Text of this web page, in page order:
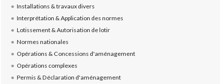
Installations & travaux divers
Interprétation & Application des normes
Lotissement & Autorisation de lotir
Normes nationales
Opérations & Concessions d'aménagement
Opérations complexes
Permis & Déclaration d'aménagement